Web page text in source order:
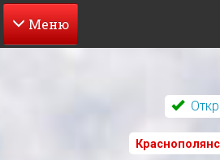
Перейти